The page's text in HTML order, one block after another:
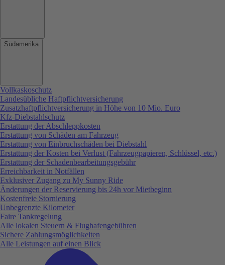
Südamerika
Vollkaskoschutz
Landesübliche Haftpflichtversicherung
Zusatzhaftpflichtversicherung in Höhe von 10 Mio. Euro
Kfz-Diebstahlschutz
Erstattung der Abschleppkosten
Erstattung von Schäden am Fahrzeug
Erstattung von Einbruchschäden bei Diebstahl
Erstattung der Kosten bei Verlust (Fahrzeugpapieren, Schlüssel, etc.)
Erstattung der Schadenbearbeitungsgebühr
Erreichbarkeit in Notfällen
Exklusiver Zugang zu My Sunny Ride
Änderungen der Reservierung bis 24h vor Mietbeginn
Kostenfreie Stornierung
Unbegrenzte Kilometer
Faire Tankregelung
Alle lokalen Steuern & Flughafengebühren
Sichere Zahlungsmöglichkeiten
Alle Leistungen auf einen Blick